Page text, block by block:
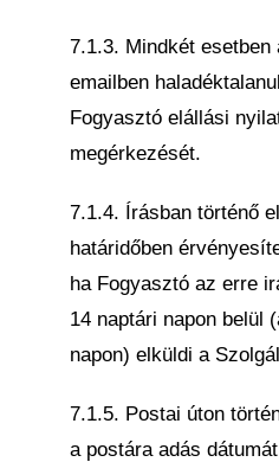
7.1.3. Mindkét esetben
emailben
Fogyasztó elállási
megérkezését.
7.1.4. Írásban történő
határidőben
ha Fogyasztó az erre
14 naptári napon belül
napon) elküldi a
7.1.5. Postai úton
a postára adás